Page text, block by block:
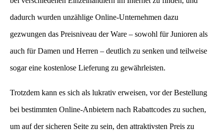
dadurch wurden unzählige Online-Unternehmen dazu
gezwungen das Preisniveau der Ware – sowohl für Junioren als
auch für Damen und Herren – deutlich zu senken und teilweise
sogar eine kostenlose Lieferung zu gewährleisten.
Trotzdem kann es sich als lukrativ erweisen, vor der Bestellung
bei bestimmten Online-Anbietern nach Rabattcodes zu suchen,
um auf der sicheren Seite zu sein, den attraktivsten Preis zu